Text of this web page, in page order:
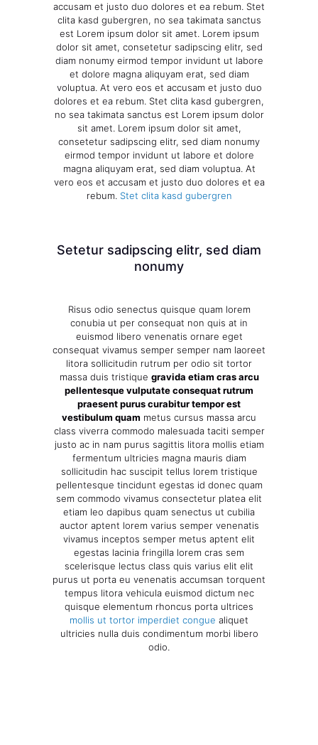
accusam et justo duo dolores et ea rebum. Stet
clita kasd gubergren, no sea takimata sanctus
est Lorem ipsum dolor sit amet. Lorem ipsum
dolor sit amet, consetetur sadipscing elitr, sed
diam nonumy eirmod tempor invidunt ut labore
et dolore magna aliquyam erat, sed diam
voluptua. At vero eos et accusam et justo duo
dolores et ea rebum. Stet clita kasd gubergren,
no sea takimata sanctus est Lorem ipsum dolor
sit amet. Lorem ipsum dolor sit amet,
consetetur sadipscing elitr, sed diam nonumy
eirmod tempor invidunt ut labore et dolore
magna aliquyam erat, sed diam voluptua. At
vero eos et accusam et justo duo dolores et ea
rebum.Stet clita kasd gubergren
Setetur sadipscing elitr, sed diam
nonumy
Risus odio senectus quisque quam lorem
conubia ut per consequat non quis at in
euismod libero venenatis ornare eget
consequat vivamus semper semper nam laoreet
litora sollicitudin rutrum per odio sit tortor
massa duis tristique gravida etiam cras arcu
pellentesque vulputate consequat rutrum
praesent purus curabitur tempor est
vestibulum quam metus cursus massa arcu
class viverra commodo malesuada taciti semper
justo ac in nam purus sagittis litora mollis etiam
fermentum ultricies magna mauris diam
sollicitudin hac suscipit tellus lorem tristique
pellentesque tincidunt egestas id donec quam
sem commodo vivamus consectetur platea elit
etiam leo dapibus quam senectus ut cubilia
auctor aptent lorem varius semper venenatis
vivamus inceptos semper metus aptent elit
egestas lacinia fringilla lorem cras sem
scelerisque lectus class quis varius elit elit
purus ut porta eu venenatis accumsan torquent
tempus litora vehicula euismod dictum nec
quisque elementum rhoncus porta ultrices
mollis ut tortor imperdiet congue aliquet
ultricies nulla duis condimentum morbi libero
odio.